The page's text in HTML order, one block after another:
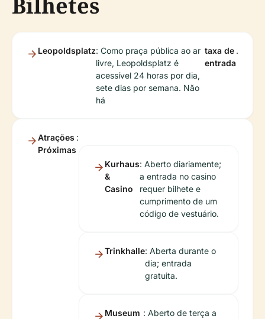
Leopoldsplatz: Como praça pública ao ar
livre, Leopoldsplatz é
acessível 24 horas por dia,
sete dias por semana. Não
há
taxa de
entrada
.
Atrações
Próximas
:
Kurhaus
&
Casino
: Aberto diariamente;
a entrada no casino
requer bilhete e
cumprimento de um
código de vestuário.
Trinkhalle: Aberta durante o
dia; entrada
gratuita.
Museum : Aberto de terça a